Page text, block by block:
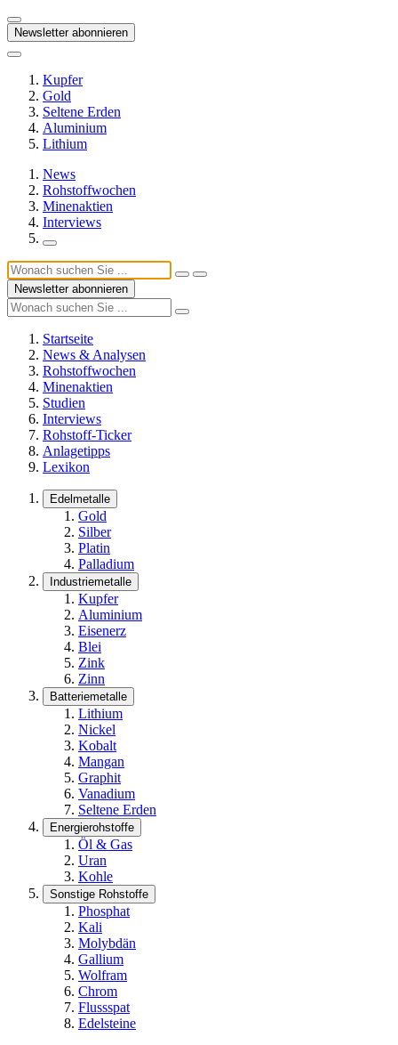
Newsletter abonnieren
Kupfer
Gold
Seltene Erden
Aluminium
Lithium
News
Rohstoffwochen
Minenaktien
Interviews
Newsletter abonnieren
Startseite
News & Analysen
Rohstoffwochen
Minenaktien
Studien
Interviews
Rohstoff-Ticker
Anlagetipps
Lexikon
Edelmetalle
Gold
Silber
Platin
Palladium
Industriemetalle
Kupfer
Aluminium
Eisenerz
Blei
Zink
Zinn
Batteriemetalle
Lithium
Nickel
Kobalt
Mangan
Graphit
Vanadium
Seltene Erden
Energierohstoffe
Öl & Gas
Uran
Kohle
Sonstige Rohstoffe
Phosphat
Kali
Molybdän
Gallium
Wolfram
Chrom
Flussspat
Edelsteine